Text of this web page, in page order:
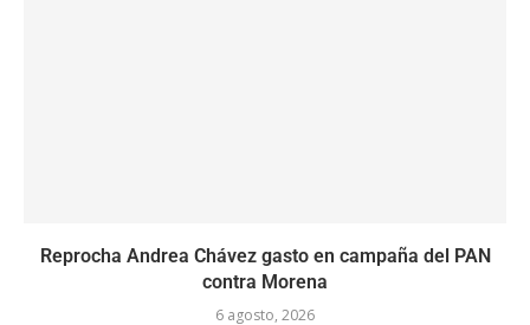
Reprocha Andrea Chávez gasto en campaña del PAN
contra Morena
6 agosto, 2026